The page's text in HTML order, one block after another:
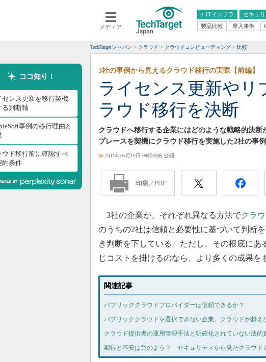
メディア
ITインフラ
クラウド
スマートモバイル
ネットワーク
システム運用管理
セキュリ
エンタープライズAI
ERP
CX
情報系システム
製品比較 導入事例
TechTargetジャパン クラウド クラウドコンピューティング 比較
ココ知り！
センス更新を移行契機
る判断軸
事例の移行理由と
ウド移行前に確認すべ
約条件
ライセンス更新やリ
ラウド移行を決断
3社の事例から見えるクラウド移行の実際【前編】
クラウドへ移行する企業にはどのような戦略的決
プレースを契機にクラウド移行を実施した2社の事例
≫ 2011年05月10日 09時00分 公開
印刷／PDF
3社の企業が、それぞれ異なる方法でクラ
のうちの2社は信頼と必要性に基づいて判断
き判断を下している。ただし、その根底に
じコストを掛けるのなら、より多くの成果を
関連記事
パブリッククラウドプロバイダーは信頼できるか？
パブリッククラウドを選択できない企業、クラウドが越え
クラウド提供者の運用管理手法と明確化されていない法的
期待と不安は雲のよう？ セキュリティから見たクラウド